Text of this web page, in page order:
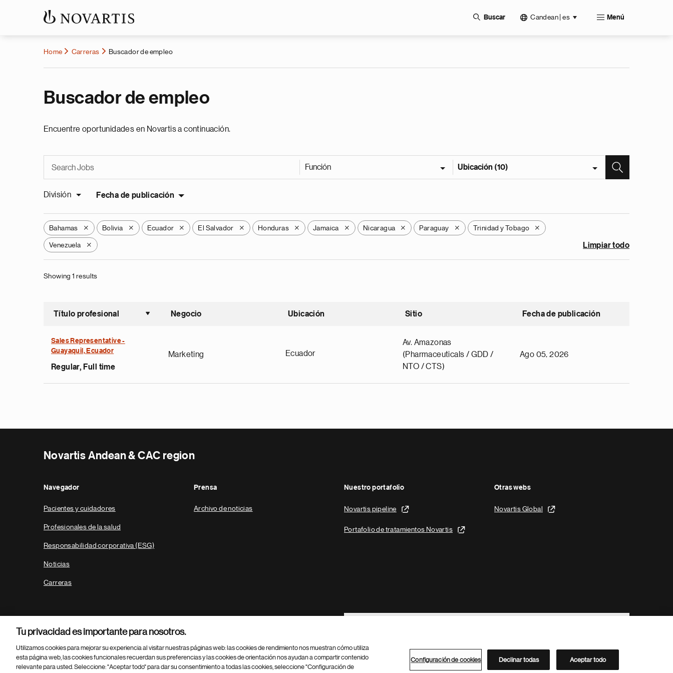
Buscar Candean | es Menú
Home Carreras Buscador de empleo
Buscador de empleo
Encuentre oportunidades en Novartis a continuación.
Función Ubicación (10)
División Fecha de publicación
Bahamas X Bolivia X Ecuador X El Salvador X Honduras X Jamaica X Nicaragua X Paraguay X Trinidad y Tobago X
Venezuela X Limpiar todo
Showing 1 results
Título profesional
Ordenar ascendente
Negocio Ubicación Sitio Fecha de publicación
Sales Representative -
Guayaquil, Ecuador
Regular, Full time
Marketing Ecuador
Av. Amazonas
(Pharmaceuticals / GDD /
NTO / CTS)
Ago 05, 2026
Novartis Andean & CAC region
Navegador
Pacientes y cuidadores
Profesionales de la salud
Responsabilidad corporativa (ESG)
Noticias
Carreras
Prensa
Archivo de noticias
Nuestro portafolio
Novartis pipeline
Portafolio de tratamientos Novartis
Otras webs
Novartis Global
Footer Site Search
Parte
© 2026 Novartis AG Directorio de Novartis
Tu privacidad es importante para nosotros.
Utilizamos cookies para mejorar su experiencia al visitar nuestras páginas web: las cookies de rendimiento nos muestran cómo utiliza
esta página web, las cookies funcionales recuerdan sus preferencias y las cookies de orientación nos ayudan a compartir contenido
relevante para usted. Seleccione: "Aceptar todo" para dar su consentimiento a todas las cookies, seleccione "Configuración de
Configuración de cookies Declinar todas Aceptar todo